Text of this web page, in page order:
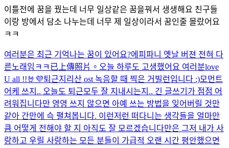
이틀전에 꿈을 꿨는데 너무 일상같은 꿈을꿔서 생생해요 친구들
이랑 방에서 담소 나누는데 너무 제 일상이라서 꿈인줄 몰랐어요
ㅋㅋ
여러분은 최근 기억나는 꿈이 있어요?에피파니 옛날 버젼 전혀 다
른노래임ㅋㅋ 已上傳照片。 오늘 하루도 고생했어요 여러분love
U all !!🤘💜퇴근지리산 ost 녹음할 때 찍은 거 빌런입니다 :)모먼트
어케 쓰지.. 오늘도 퇴근모두 잘 지내시는지.. 긴 글쓰기가 점점 어
려워집니다만 영영 쓰지 않으면 아예 쓰는 방법을 잊어버릴 것만
같아 간만에 슥 펼쳐봅니다. 이런저런 떠다니는 생각들을 얼마만
큼 어떻게 전해야 할 지 아직도 잘 모르겠습니다만은 그저 내가 사
랑하고 우릴 사랑하는 모든 분들이 가급적 오랜 시간 평안했으면